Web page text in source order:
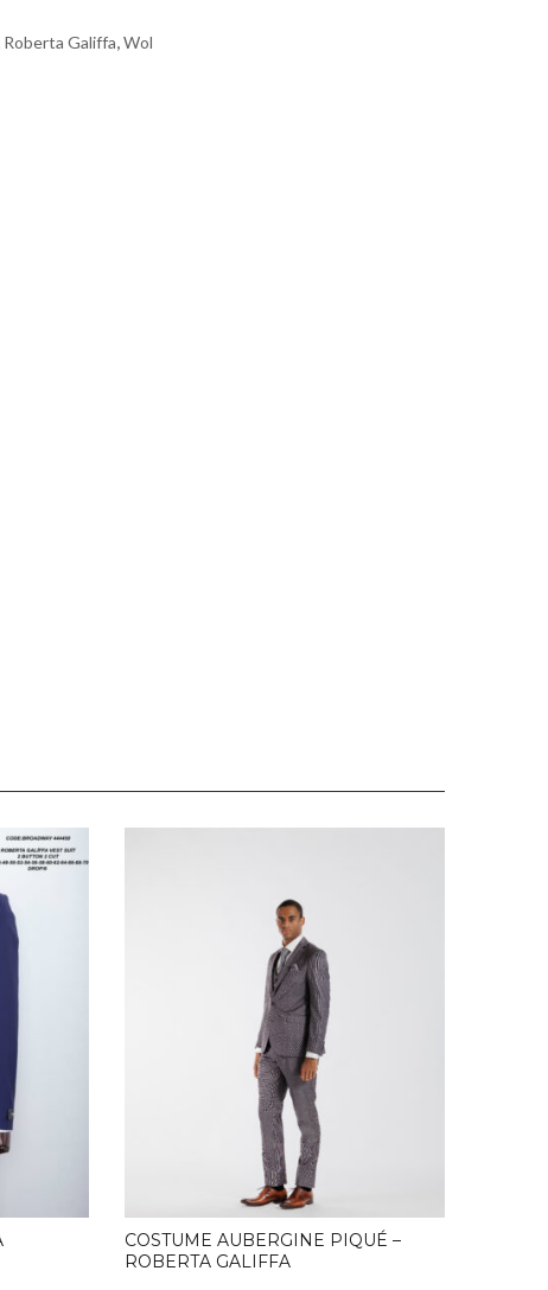
Roberta Galiffa,Wol
COSTUME AUBERGINE PIQUÉ –
ROBERTA GALIFFA